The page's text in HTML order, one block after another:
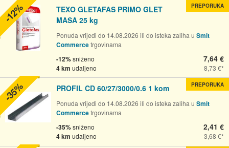
TEXO GLETAFAS PRIMO GLET
MASA 25 kg
Ponuda vrijedi do 14.08.2026 ili do isteka zaliha u Smit
Commercetrgovinama
-12%sniženo
4 km udaljeno
7,64 €
8,73 €
PREPORUKA
-12%
PROFIL CD 60/27/3000/0.6 1 kom
Ponuda vrijedi do 14.08.2026 ili do isteka zaliha u Smit
Commercetrgovinama
-35%sniženo
4 km udaljeno
2,41 €
3,68 €
PREPORUKA
-35%